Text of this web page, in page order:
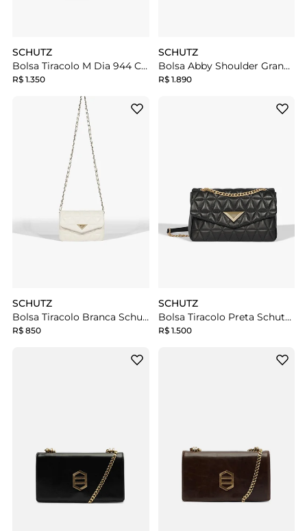
SCHUTZ
Bolsa Tiracolo M Dia 944 Couro Off White
R$ 1.350
SCHUTZ
Bolsa Abby Shoulder Grande Couro Vinho
R$ 1.890
SCHUTZ
Bolsa Tiracolo Branca Schutz Pequena 944 Couro
R$ 850
SCHUTZ
Bolsa Tiracolo Preta Schutz Grande Matelassê 944
R$ 1.500